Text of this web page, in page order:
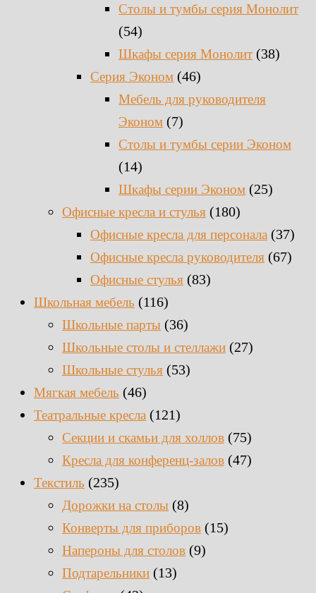
Столы и тумбы серия Монолит
(54)
Шкафы серия Монолит (38)
Серия Эконом (46)
Мебель для руководителя
Эконом (7)
Столы и тумбы серии Эконом
(14)
Шкафы серии Эконом (25)
Офисные кресла и стулья (180)
Офисные кресла для персонала (37)
Офисные кресла руководителя (67)
Офисные стулья (83)
Школьная мебель (116)
Школьные парты (36)
Школьные столы и стеллажи (27)
Школьные стулья (53)
Мягкая мебель (46)
Театральные кресла (121)
Секции и скамьи для холлов (75)
Кресла для конференц-залов (47)
Текстиль (235)
Дорожки на столы (8)
Конверты для приборов (15)
Напероны для столов (9)
Подтарельники (13)